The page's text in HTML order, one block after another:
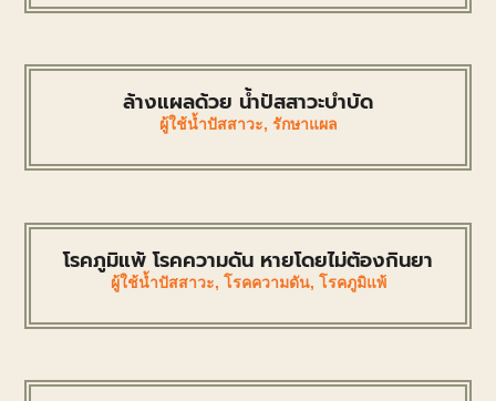
ล้างแผลด้วย น้ำปัสสาวะบำบัด
ผู้ใช้น้ำปัสสาวะ, รักษาแผล
โรคภูมิแพ้ โรคความดัน หายโดยไม่ต้องกินยา
ผู้ใช้น้ำปัสสาวะ, โรคความดัน, โรคภูมิแพ้